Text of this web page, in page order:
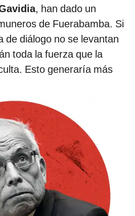
, han dado un
de Fuerabamba. Si
de diálogo no se levantan
toda la fuerza que la
Esto generaría más